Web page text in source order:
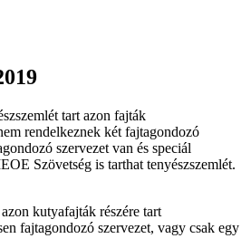
tart azon fajták
rendelkeznek két fajtagondozó
szervezet van és speciál
Szövetség is tarthat tenyészszemlét.
kutyafajták részére tart
fajtagondozó szervezet, vagy csak egy